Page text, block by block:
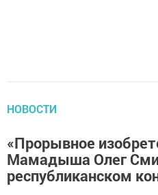
НОВОСТИ
«Прорывное
Мамадыша Олег
республиканском